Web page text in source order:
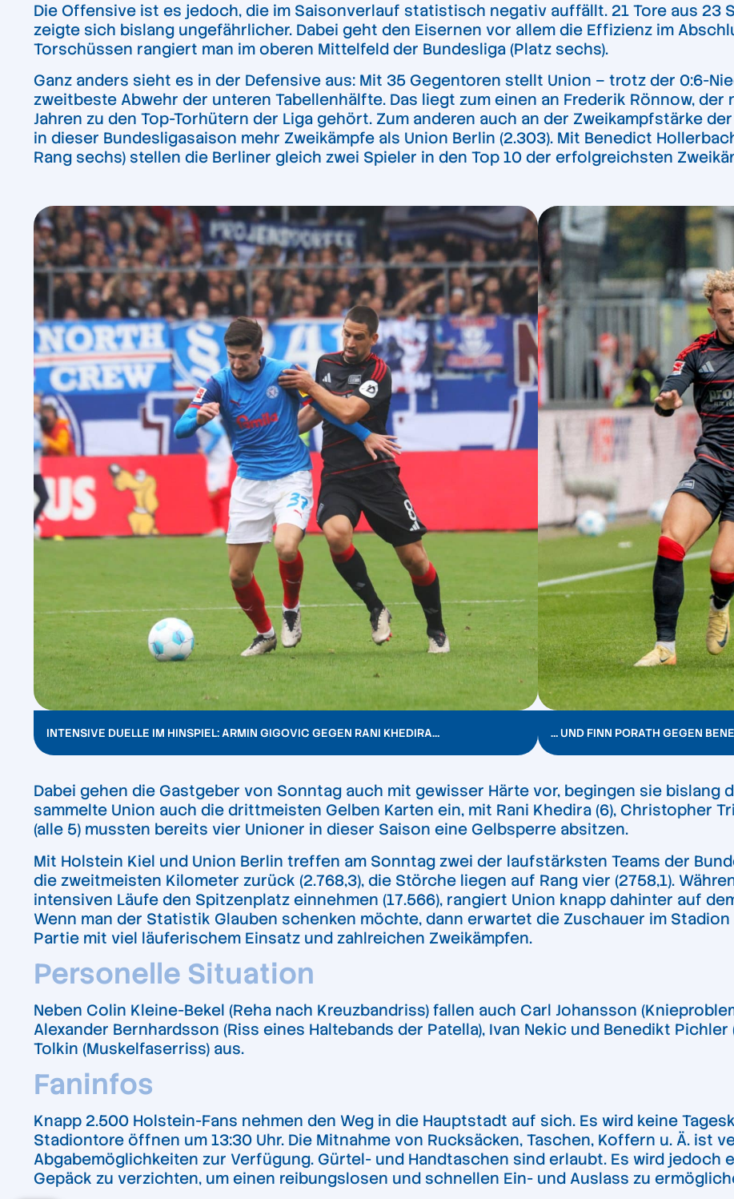
Die Offensive ist es jedoch, die im Saisonverlauf statistisch negativ auffällt. 21 Tore aus 23
zeigte sich bislang ungefährlicher. Dabei geht den Eisernen vor allem die Effizienz im
Torschüssen rangiert man im oberen Mittelfeld der Bundesliga (Platz sechs).
Ganz anders sieht es in der Defensive aus: Mit 35 Gegentoren stellt Union – trotz der 0:6-
zweitbeste Abwehr der unteren Tabellenhälfte. Das liegt zum einen an Frederik Rönnow,
Jahren zu den Top-Torhütern der Liga gehört. Zum anderen auch an der Zweikampfstärke
in dieser Bundesligasaison mehr Zweikämpfe als Union Berlin (2.303). Mit Benedict
Rang sechs) stellen die Berliner gleich zwei Spieler in den Top 10 der erfolgreichsten
INTENSIVE DUELLE IM HINSPIEL: ARMIN GIGOVIC GEGEN RANI KHEDIRA… … UND FINN PORATH GEGEN
Dabei gehen die Gastgeber von Sonntag auch mit gewisser Härte vor, begingen sie bislang
sammelte Union auch die drittmeisten Gelben Karten ein, mit Rani Khedira (6), Christopher
(alle 5) mussten bereits vier Unioner in dieser Saison eine Gelbsperre absitzen.
Mit Holstein Kiel und Union Berlin treffen am Sonntag zwei der laufstärksten Teams der
die zweitmeisten Kilometer zurück (2.768,3), die Störche liegen auf Rang vier (2758,1).
intensiven Läufe den Spitzenplatz einnehmen (17.566), rangiert Union knapp dahinter auf
Wenn man der Statistik Glauben schenken möchte, dann erwartet die Zuschauer im
Partie mit viel läuferischem Einsatz und zahlreichen Zweikämpfen.
Personelle Situation
Neben Colin Kleine-Bekel (Reha nach Kreuzbandriss) fallen auch Carl Johansson
Alexander Bernhardsson (Riss eines Haltebands der Patella), Ivan Nekic und Benedikt
Tolkin (Muskelfaserriss) aus.
Faninfos
Knapp 2.500 Holstein-Fans nehmen den Weg in die Hauptstadt auf sich. Es wird keine
Stadiontore öffnen um 13:30 Uhr. Die Mitnahme von Rucksäcken, Taschen, Koffern u. Ä. ist
Abgabemöglichkeiten zur Verfügung. Gürtel- und Handtaschen sind erlaubt. Es wird jedoch
Gepäck zu verzichten, um einen reibungslosen und schnellen Ein- und Auslass zu